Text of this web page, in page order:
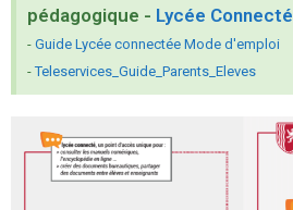
pédagogique - Lycée Connecté
- Guide Lycée connectée Mode d'emploi
-Teleservices_Guide_Parents_Eleves